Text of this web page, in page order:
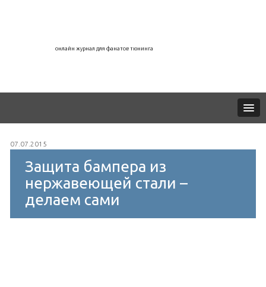
онлайн журнал для фанатов тюнинга
07.07.2015
Защита бампера из
нержавеющей стали –
делаем сами